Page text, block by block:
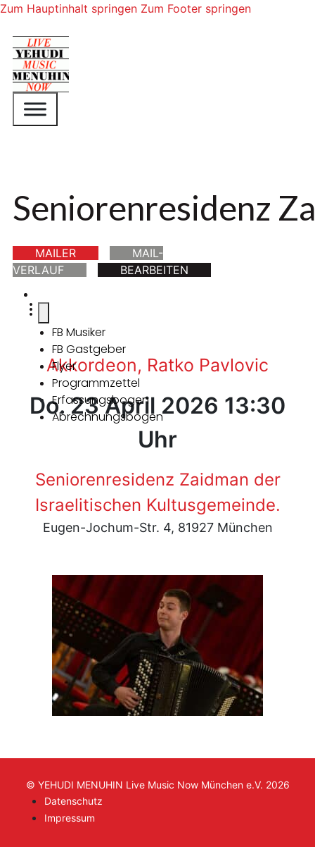
Zum Hauptinhalt springen Zum Footer springen
Seniorenresidenz
MAILER
MAIL-
VERLAUF
BEARBEITEN
FB Musiker
FB Gastgeber
Flyer
Programmzettel
Erfassungsbogen
Abrechnungsbogen
Akkordeon, Ratko Pavlovic
Do. 23 April 2026 13:30
Uhr
Seniorenresidenz Zaidman der
Israelitischen Kultusgemeinde.
Eugen-Jochum-Str. 4, 81927 München
© YEHUDI MENUHIN Live Music Now München e.V. 2026
Datenschutz
Impressum